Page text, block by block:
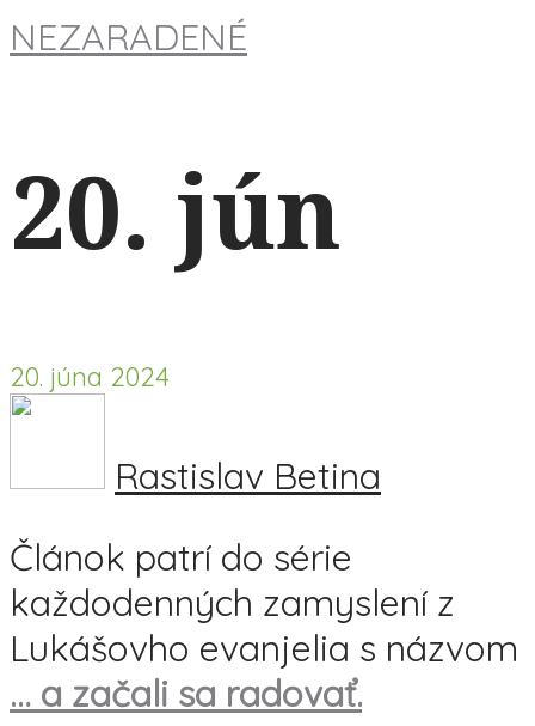
NEZARADENÉ
20. jún
20. júna 2024
Rastislav Betina
Článok patrí do série
každodenných zamyslení z
Lukášovho evanjelia s názvom
… a začali sa radovať.